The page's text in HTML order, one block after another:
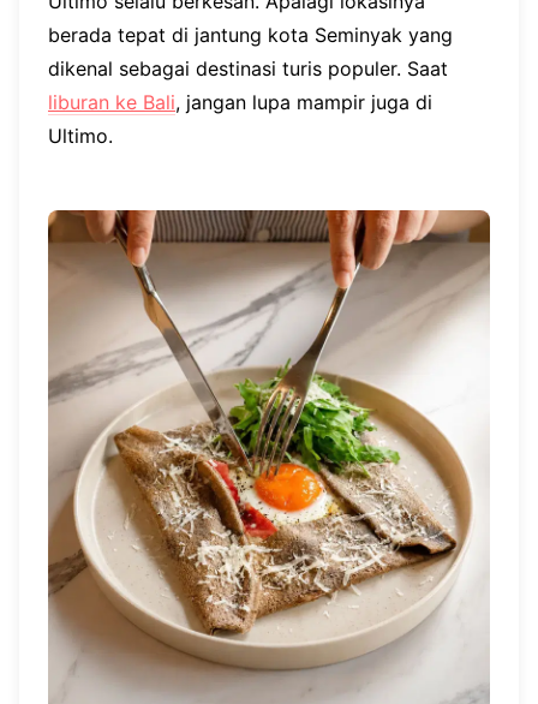
berada tepat di jantung kota Seminyak yang
dikenal sebagai destinasi turis populer. Saat
liburan ke Bali, jangan lupa mampir juga di
Ultimo.